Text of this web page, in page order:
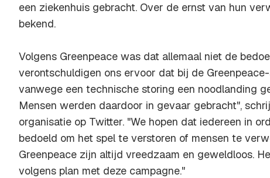
een ziekenhuis gebracht. Over de ernst van hun
bekend.
Volgens Greenpeace was dat allemaal niet de
verontschuldigen ons ervoor dat bij de
vanwege een technische storing een noodlanding
Mensen werden daardoor in gevaar gebracht",
organisatie op Twitter. "We hopen dat iedereen in
bedoeld om het spel te verstoren of mensen te
Greenpeace zijn altijd vreedzaam en geweldloos.
volgens plan met deze campagne."